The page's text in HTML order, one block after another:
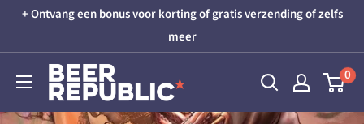
Skip+ Ontvang een bonus voor korting of gratis verzending of zelfs
meer
Beer
Republic
0